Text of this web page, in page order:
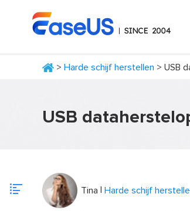
> Harde schijf herstellen > USB
USB
Tina Harde schijf